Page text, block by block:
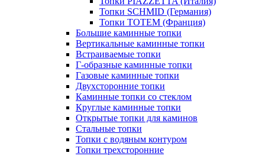
Топки SCHMID (Германия)
Топки TOTEM (Франция)
Большие каминные топки
Вертикальные каминные топки
Встраиваемые топки
Г-образные каминные топки
Газовые каминные топки
Двухсторонние топки
Каминные топки со стеклом
Круглые каминные топки
Открытые топки для каминов
Стальные топки
Топки с водяным контуром
Топки трехсторонние